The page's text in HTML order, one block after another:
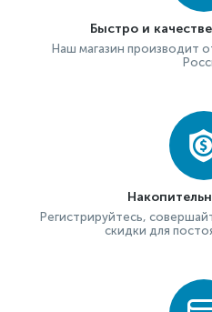
Быстро и
Наш магазин производит
Регистрируйтесь,
скидки для